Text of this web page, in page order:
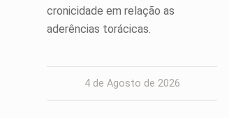
cronicidade em relação as
aderências torácicas.
4 de Agosto de 2026